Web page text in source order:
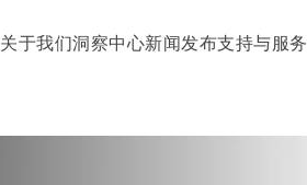
关于我们洞察中心新闻发布支持与服务